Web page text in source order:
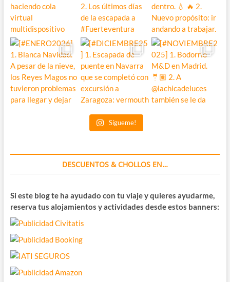
Sígueme!
DESCUENTOS & CHOLLOS EN…
Si este blog te ha ayudado con tu viaje y quieres ayudarme,
reserva tus alojamientos y actividades desde estos banners: